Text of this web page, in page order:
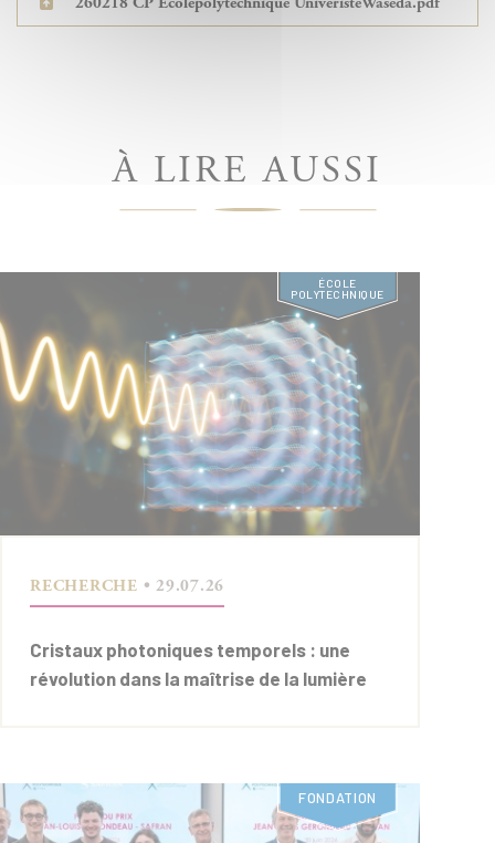
À LIRE AUSSI
ÉCOLE
POLYTECHNIQUE
RECHERCHE • 29.07.26
Cristaux photoniques temporels : une
révolution dans la maîtrise de la lumière
FONDATION